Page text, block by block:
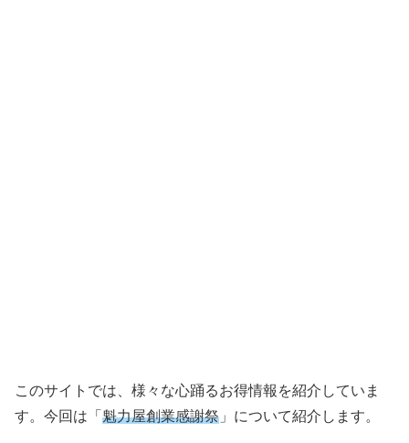
このサイトでは、様々な心踊るお得情報を紹介していま
す。今回は「 魁力屋創業感謝祭 」について紹介します。